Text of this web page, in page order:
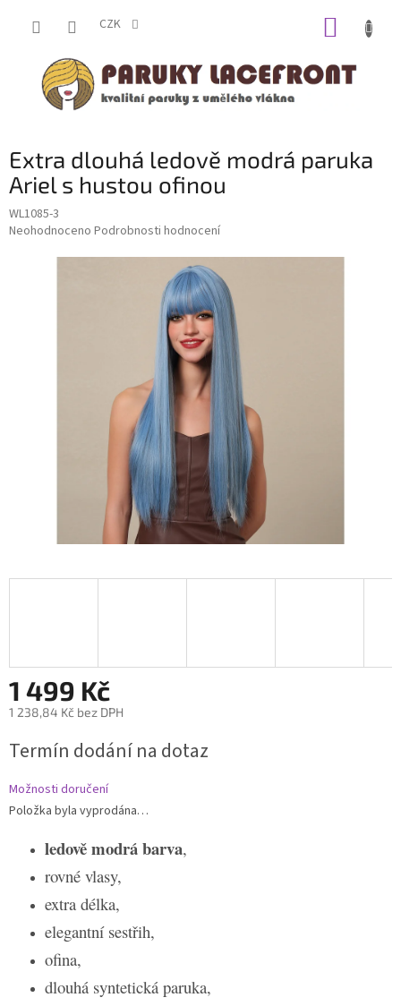
CZK
Extra dlouhá ledově modrá paruka
Ariel s hustou ofinou
WL1085-3
Průměrné
Neohodnoceno Podrobnosti hodnocení
1 499 Kč
1 238,84 Kč bez DPH
cena:
Termín dodání na dotaz
Možnosti doručení
Položka byla vyprodána…
ledově modrá barva,
rovné vlasy,
extra délka,
elegantní sestřih,
ofina,
dlouhá syntetická paruka,